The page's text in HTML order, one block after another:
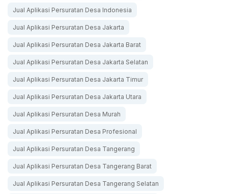
Jual Aplikasi Persuratan Desa Indonesia
Jual Aplikasi Persuratan Desa Jakarta
Jual Aplikasi Persuratan Desa Jakarta Barat
Jual Aplikasi Persuratan Desa Jakarta Selatan
Jual Aplikasi Persuratan Desa Jakarta Timur
Jual Aplikasi Persuratan Desa Jakarta Utara
Jual Aplikasi Persuratan Desa Murah
Jual Aplikasi Persuratan Desa Profesional
Jual Aplikasi Persuratan Desa Tangerang
Jual Aplikasi Persuratan Desa Tangerang Barat
Jual Aplikasi Persuratan Desa Tangerang Selatan